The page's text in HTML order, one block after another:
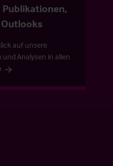
auf unsere
Analysen in allen